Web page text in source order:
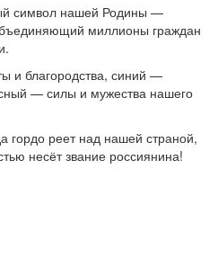
символ нашей Родины —
миллионы граждан
и благородства, синий —
— силы и мужества нашего
гордо реет над нашей страной,
несёт звание россиянина!